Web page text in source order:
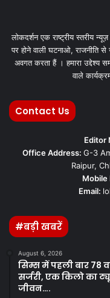
लोकदर्शन एक राष्ट्रीय स्तरीय
पर होने वाली घटनाओ, राजनीति
अवगत करता हैं । हमारा उद्देश्य
वाले
Contact Us
Editor
Office Address: G-3
Raipur,
Mobile
Email:
#बड़ी खबरें
August 6, 2026
सिम्स में पहली बार 78
सर्जरी, एक किलो का
जीवन….